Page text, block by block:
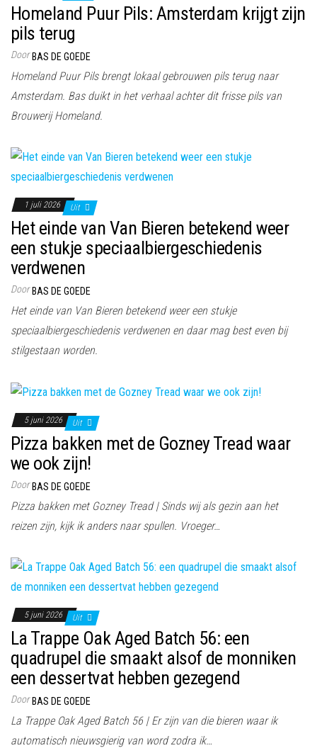
Homeland Puur Pils: Amsterdam krijgt zijn
pils terug
Door BAS DE GOEDE
Homeland Puur Pils brengt lokaal gebrouwen pils terug naar
Amsterdam. Bas duikt in het verhaal achter dit frisse pils van
Brouwerij Homeland.
1 juli 2026 Uit
Het einde van Van Bieren betekend weer
een stukje speciaalbiergeschiedenis
verdwenen
Door BAS DE GOEDE
Het einde van Van Bieren betekend weer een stukje
speciaalbiergeschiedenis verdwenen en daar mag best even bij
stilgestaan worden.
5 juni 2026 Uit
Pizza bakken met de Gozney Tread waar
we ook zijn!
Door BAS DE GOEDE
Pizza bakken met Gozney Tread | Sinds wij als gezin aan het
reizen zijn, kijk ik anders naar spullen. Vroeger…
5 juni 2026 Uit
La Trappe Oak Aged Batch 56: een
quadrupel die smaakt alsof de monniken
een dessertvat hebben gezegend
Door BAS DE GOEDE
La Trappe Oak Aged Batch 56 | Er zijn van die bieren waar ik
automatisch nieuwsgierig van word zodra ik…